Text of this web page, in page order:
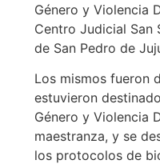
Género y Violencia
Centro Judicial San
de San Pedro de
Los mismos fueron
estuvieron
Género y Violencia
maestranza, y se
los protocolos de